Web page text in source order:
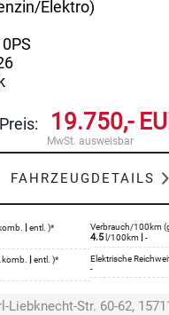
Elektro)
Preis: 19.750,-
MwSt. ausweisbar
FAHRZEUGDETAILS
| entl. )* Verbrauch/100km
4.5 l/100km | -
| entl. )*
Elektrische
-
Liebknecht-Str. 60-62,